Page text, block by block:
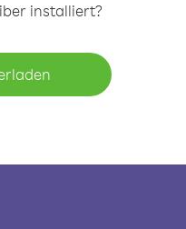
installiert?